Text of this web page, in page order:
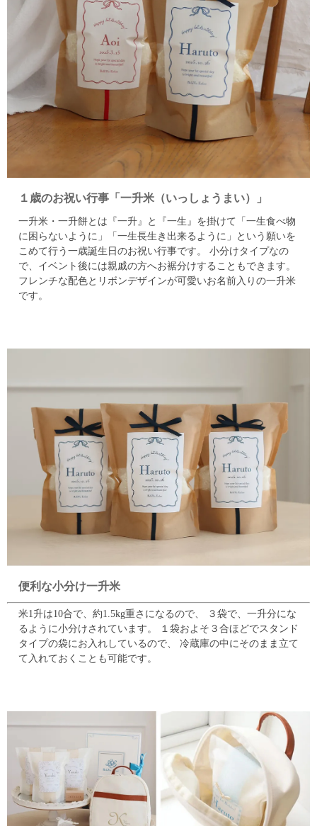
１歳のお祝い行事「一升米（いっしょうまい）」
一升米・一升餅とは『一升』と『一生』を掛けて「一生食べ物
に困らないように」
「一生長生き出来るように」という願いを
こめて行う一歳誕生日のお祝い行事です。
小分けタイプなの
で、イベント後には親戚の方へお裾分けすることもできます。
フレンチな配色とリボンデザインが可愛いお名前入りの一升米
です。
便利な小分け一升米
米1升は10合で、約1.5kg重さになるので、
３袋で、一升分にな
るように小分けされています。
１袋およそ３合ほどでスタンド
タイプの袋にお入れしているので、
冷蔵庫の中にそのまま立て
て入れておくことも可能です。